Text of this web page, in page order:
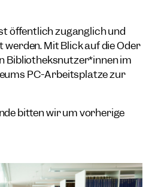
öffentlich zugänglich und
Mit Blick auf die Oder
Bibliotheksnutzer*innen im
PC-Arbeitsplätze zur
bitten wir um vorherige